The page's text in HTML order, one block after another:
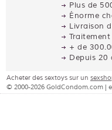
Plus de
Énorme
Livraison
+ de
Depuis 20
Acheter des sextoys sur un
© 2000-2026 GoldCondom.com |